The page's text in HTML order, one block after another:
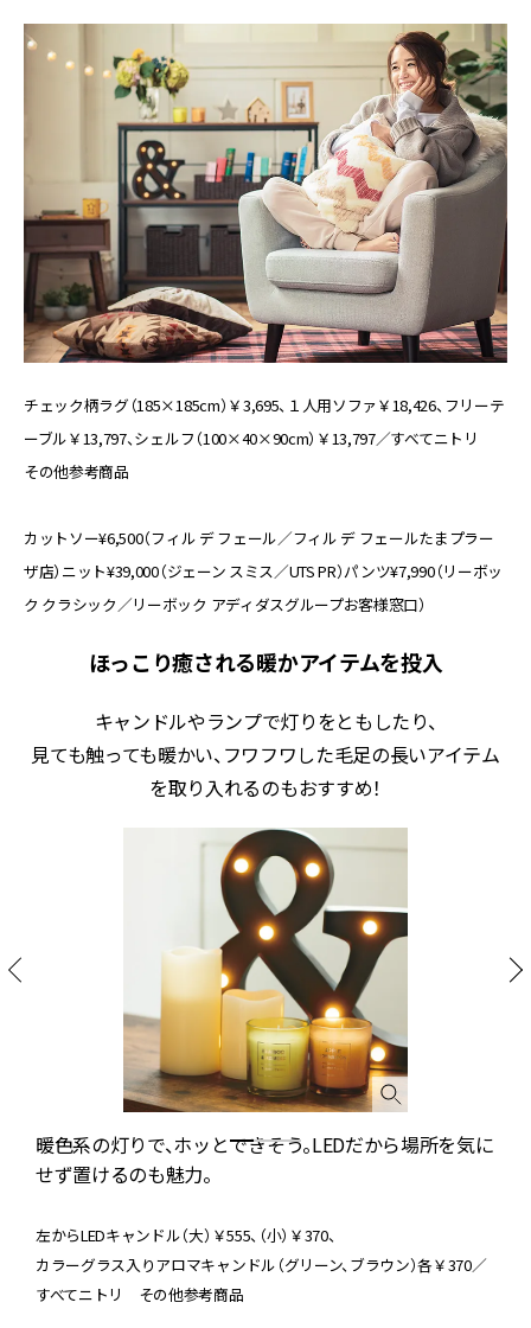
チェック柄ラグ（185×185cm）￥3,695、１人用ソファ￥18,426、フリーテ
ーブル￥13,797、シェルフ（100×40×90cm）￥13,797／すべてニトリ
その他参考商品
カットソー¥6,500（フィル デ フェール／フィル デ フェールたまプラー
ザ店）ニット¥39,000（ジェーン スミス／UTS PR）パンツ¥7,990（リーボッ
ク クラシック／リーボック アディダスグループお客様窓口）
ほっこり癒される暖かアイテムを投入
キャンドルやランプで灯りをともしたり、
見ても触っても暖かい、フワフワした毛足の長いアイテム
を取り入れるのもおすすめ！
暖色系の灯りで、ホッとできそう。LEDだから場所を気に
せず置けるのも魅力。
左からLEDキャンドル（大）￥555、（小）￥370、
カラーグラス入りアロマキャンドル（グリーン、ブラウン）各￥370／
すべてニトリ その他参考商品